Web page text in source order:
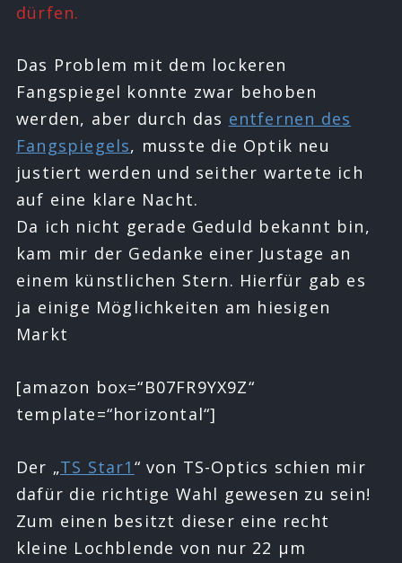
dürfen.
Das Problem mit dem lockeren
Fangspiegel konnte zwar behoben
werden, aber durch das entfernen des
Fangspiegels, musste die Optik neu
justiert werden und seither wartete ich
auf eine klare Nacht.
Da ich nicht gerade Geduld bekannt bin,
kam mir der Gedanke einer Justage an
einem künstlichen Stern. Hierfür gab es
ja einige Möglichkeiten am hiesigen
Markt
[amazon box=“B07FR9YX9Z“
template=“horizontal“]
Der „TS Star1 “ von TS-Optics schien mir
dafür die richtige Wahl gewesen zu sein!
Zum einen besitzt dieser eine recht
kleine Lochblende von nur 22 µm